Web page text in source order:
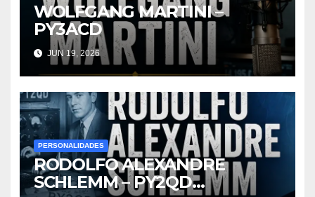
WOLFGANG MARTINI –
PY3ACD
JUN 19, 2026
PERSONALIDADES
RODOLFO ALEXANDRE
SCHLEMM – PY2QD